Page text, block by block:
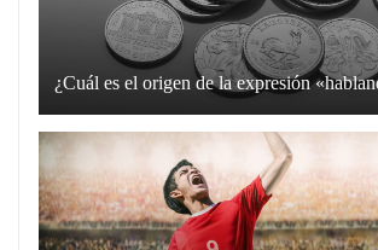
¿Cuál es el origen de la expresión
La
expresión
“hablando
en
plata”